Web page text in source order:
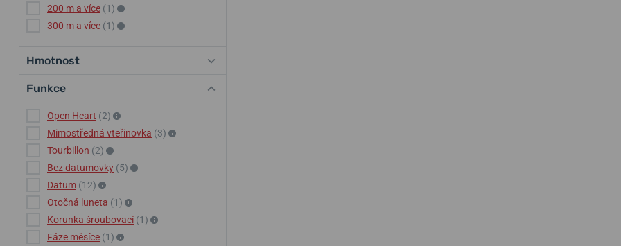
200 m a více (1)
300 m a více (1)
Hmotnost
Funkce
Open Heart (2)
Mimostředná vteřinovka (3)
Tourbillon (2)
Bez datumovky (5)
Datum (12)
Otočná luneta (1)
Korunka šroubovací (1)
Fáze měsíce (1)